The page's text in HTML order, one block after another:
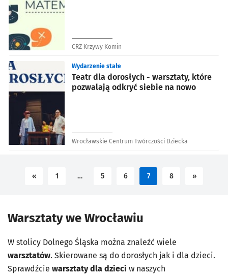
CRZ Krzywy Komin
Teatr dla dorosłych - warsztaty, które
pozwalają odkryć siebie na nowo
Wydarzenie stałe
Wrocławskie Centrum Twórczości Dziecka
« 1 … 5 6 7 8 »
Warsztaty we Wrocławiu
W stolicy Dolnego Śląska można znaleźć wiele
warsztatów. Skierowane są do dorosłych jak i dla dzieci.
Sprawdźcie warsztaty dla dzieci w naszych